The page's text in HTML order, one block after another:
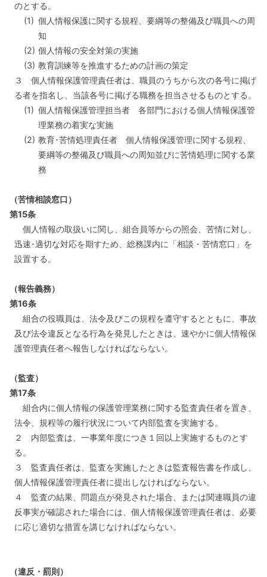
のとする。
(1) 個人情報保護に関する規程、要綱等の整備及び職員への周
知
(2) 個人情報の安全対策の実施
(3) 教育訓練等を推進するための計画の策定
３ 個人情報保護管理責任者は、職員のうちから次の各号に掲げ
る者を指名し、当該各号に掲げる職務を担当させるものとする。
(1) 個人情報保護管理担当者 各部門における個人情報保護管
理業務の着実な実施
(2) 教育･苦情処理責任者 個人情報保護管理に関する規程、
要綱等の整備及び職員への周知並びに苦情処理に関する業
務
（苦情相談窓口）
第15条
個人情報の取扱いに関し、組合員等からの照会、苦情に対し、
迅速･適切な対応を期すため、総務課内に「相談・苦情窓口」を
設置する。
（報告義務）
第16条
組合の役職員は、法令及びこの規程を遵守するとともに、事故
及び法令違反となる行為を発見したときは、速やかに個人情報保
護管理責任者へ報告しなければならない。
（監査）
第17条
組合内に個人情報の保護管理業務に関する監査責任者を置き、
法令、規程等の履行状況について内部監査を実施する。
２ 内部監査は、一事業年度につき１回以上実施するものとす
る。
３ 監査責任者は、監査を実施したときは監査報告書を作成し、
個人情報保護管理責任者に提出しなければならない。
４ 監査の結果、問題点が発見された場合、または関連職員の違
反事実が確認された場合には、個人情報保護管理責任者は、必要
に応じ適切な措置を講じなければならない。
（違反・罰則）